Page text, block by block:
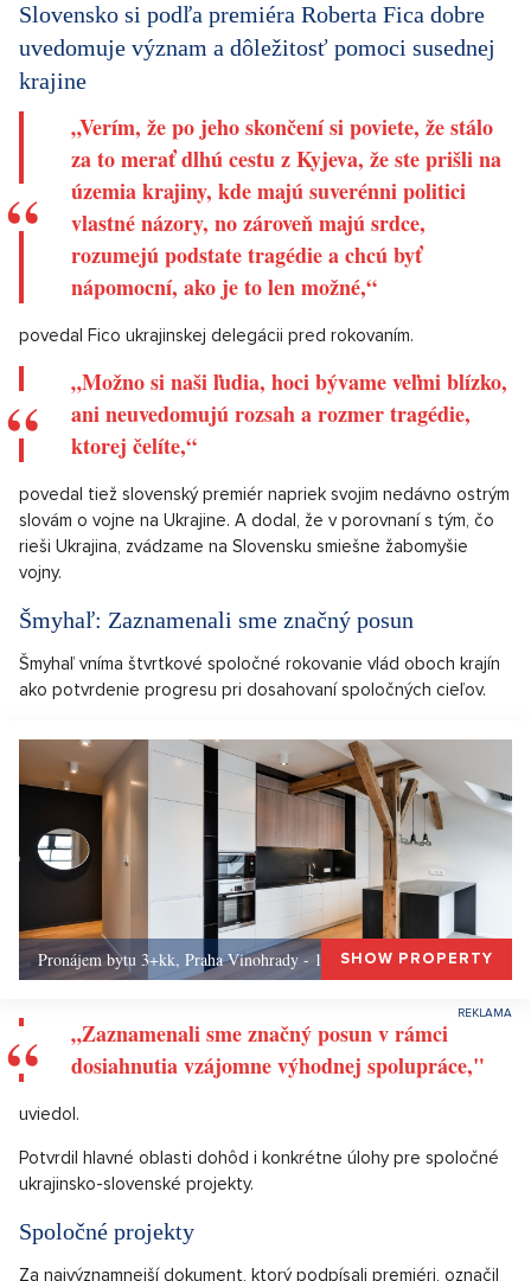
Slovensko si podľa premiéra Roberta Fica dobre
uvedomuje význam a dôležitosť pomoci susednej
krajine
„Verím, že po jeho skončení si poviete, že stálo
za to merať dlhú cestu z Kyjeva, že ste prišli na
územia krajiny, kde majú suverénni politici
vlastné názory, no zároveň majú srdce,
rozumejú podstate tragédie a chcú byť
nápomocní, ako je to len možné,“
povedal Fico ukrajinskej delegácii pred rokovaním.
„Možno si naši ľudia, hoci bývame veľmi blízko,
ani neuvedomujú rozsah a rozmer tragédie,
ktorej čelíte,“
povedal tiež slovenský premiér napriek svojim nedávno ostrým
slovám o vojne na Ukrajine. A dodal, že v porovnaní s tým, čo
rieši Ukrajina, zvádzame na Slovensku smiešne žabomyšie
vojny.
Šmyhaľ: Zaznamenali sme značný posun
Šmyhaľ vníma štvrtkové spoločné rokovanie vlád oboch krajín
ako potvrdenie progresu pri dosahovaní spoločných cieľov.
Pronájem bytu 3+kk, Praha Vinohrady - 156, Praha 3SHOW PROPERTY
„Zaznamenali sme značný posun v rámci
dosiahnutia vzájomne výhodnej spolupráce,"
uviedol.
Potvrdil hlavné oblasti dohôd i konkrétne úlohy pre spoločné
ukrajinsko-slovenské projekty.
Spoločné projekty
Za najvýznamnejší dokument, ktorý podpísali premiéri, označil